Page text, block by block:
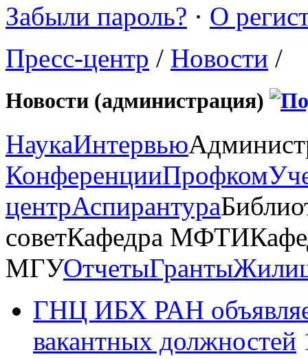
Забыли пароль? · О
Пресс-центр / Новости /
Новости (администрация)
НаукаИнтервью
КонференцииПрофком
центрАспирантура
советКафедра МФТИ
МГУОтчетыГранты
ГНЦ ИБХ РАН
вакантных должностей